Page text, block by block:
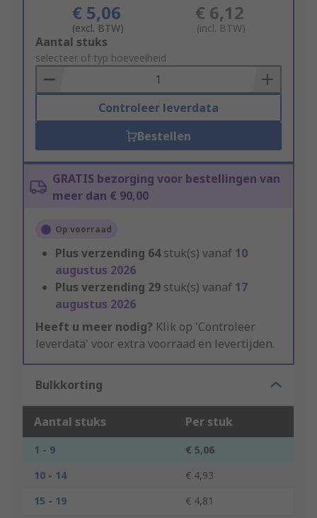
€ 5,06
(excl. BTW)
€ 6,12
(incl. BTW)
Add
to
Basket
Aantal stuks
selecteer of typ hoeveelheid
Controleer leverdata
Bestellen
GRATIS bezorging voor bestellingen van
meer dan € 90,00
Op voorraad
Plus verzending 64stuk(s) vanaf 10
augustus 2026
Plus verzending 29 stuk(s) vanaf 17
augustus 2026
Heeft u meer nodig? Klik op 'Controleer
leverdata' voor extra voorraad en levertijden.
Bulkkorting
Aantal stuks Per stuk
1 - 9
€ 5,06
10 - 14
€ 4,93
15 - 19
€ 4,81